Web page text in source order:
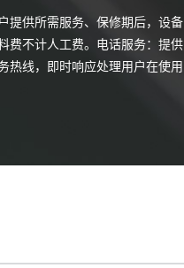
提供所需服务、保修期后，设备
费不计人工费。电话服务：提供
热线，即时响应处理用户在使用